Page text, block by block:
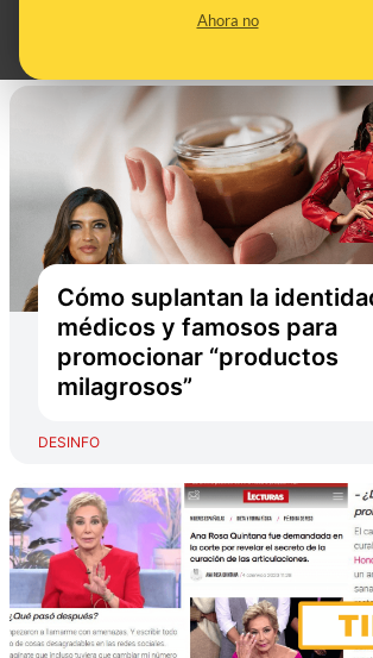
Ahora no
Cómo suplantan la
médicos y famosos para
promocionar “productos
milagrosos”
DESINFO